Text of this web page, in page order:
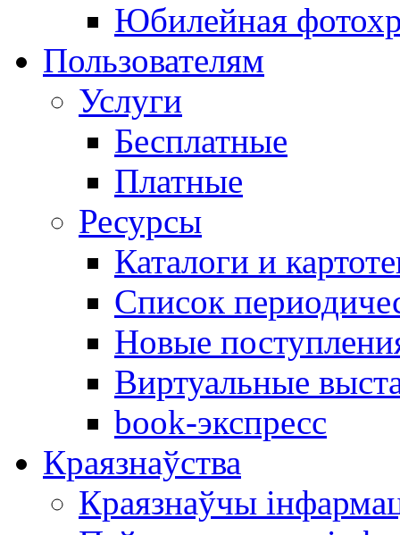
Юбилейная
Пользователям
Услуги
Бесплатные
Платные
Ресурсы
Каталоги и
Список
Новые
Виртуальные
book-экспресс
Краязнаўства
Краязнаўчы